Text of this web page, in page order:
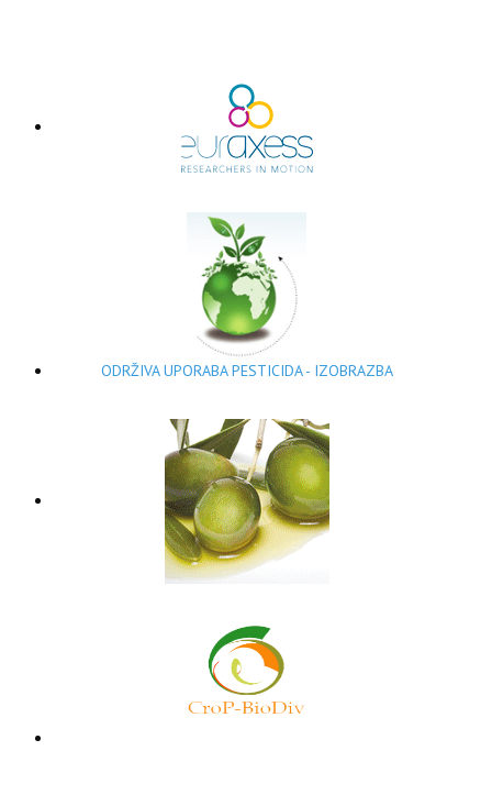
ODRŽIVA UPORABA PESTICIDA - IZOBRAZBA